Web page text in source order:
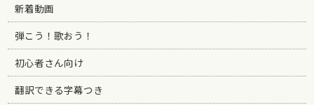
新着動画
弾こう！歌おう！
初心者さん向け
翻訳できる字幕つき